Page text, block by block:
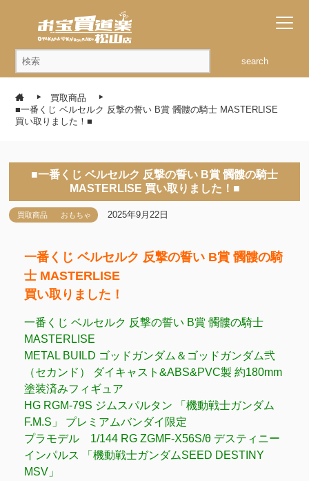
search
買取商品
■一番くじ ベルセルク 反撃の誓い B賞 髑髏の騎士 MASTERLISE
買い取りました！■
■一番くじ ベルセルク 反撃の誓い B賞 髑髏の騎士
MASTERLISE 買い取りました！■
買取商品 おもちゃ 2025年9月22日
一番くじ ベルセルク 反撃の誓い B賞 髑髏の騎
士 MASTERLISE
買い取りました！
一番くじ ベルセルク 反撃の誓い B賞 髑髏の騎士
MASTERLISE
METAL BUILD ゴッドガンダム＆ゴッドガンダム弐
（セカンド） ダイキャスト&ABS&PVC製 約180mm
塗装済みフィギュア
HG RGM-79S ジムスパルタン 「機動戦士ガンダム
F.M.S」 プレミアムバンダイ限定
プラモデル 1/144 RG ZGMF-X56S/θ デスティニー
インパルス 「機動戦士ガンダムSEED DESTINY
MSV」